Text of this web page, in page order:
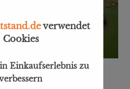
GmbH
verwendet
Cookies
Einkaufserlebnis zu